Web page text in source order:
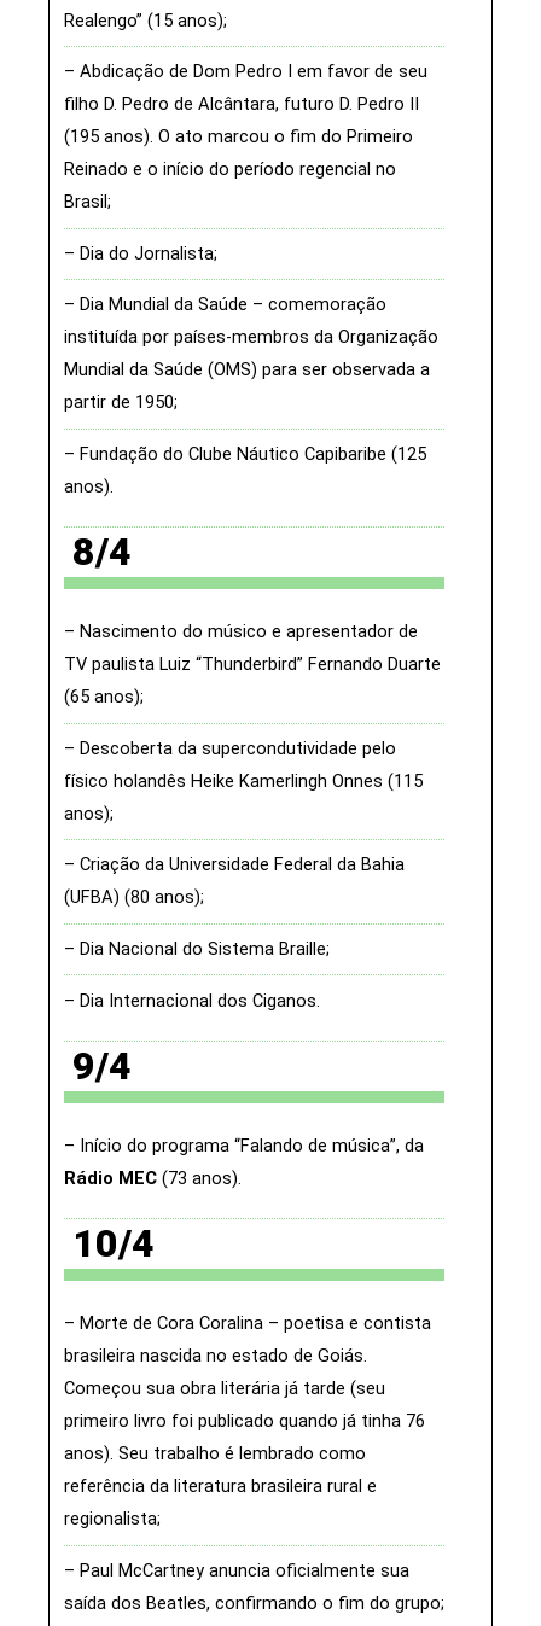
Realengo” (15 anos)
Abdicação de Dom Pedro I em favor de seu
filho D. Pedro de Alcântara, futuro D. Pedro II
(195 anos). O ato marcou o fim do Primeiro
Reinado e o início do período regencial no
Brasil
Dia do Jornalista
Dia Mundial da Saúde – comemoração
instituída por países-membros da Organização
Mundial da Saúde (OMS) para ser observada a
partir de 1950
Fundação do Clube Náutico Capibaribe (125
anos)
8/4
Nascimento do músico e apresentador de
TV paulista Luiz “Thunderbird” Fernando Duarte
(65 anos)
Descoberta da supercondutividade pelo
físico holandês Heike Kamerlingh Onnes (115
anos)
Criação da Universidade Federal da Bahia
(UFBA) (80 anos)
Dia Nacional do Sistema Braille
Dia Internacional dos Ciganos
9/4
Início do programa “Falando de música”, da
Rádio MEC(73 anos)
10/4
Morte de Cora Coralina – poetisa e contista
brasileira nascida no estado de Goiás.
Começou sua obra literária já tarde (seu
primeiro livro foi publicado quando já tinha 76
anos). Seu trabalho é lembrado como
referência da literatura brasileira rural e
regionalista
Paul McCartney anuncia oficialmente sua
saída dos Beatles, confirmando o fim do grupo